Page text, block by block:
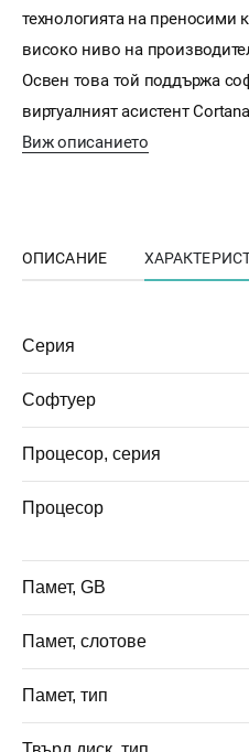
технологията на преносими
високо ниво на
Освен това той поддържа
виртуалният асистент
Виж описанието
ОПИСАНИЕ
Серия
Софтуер
Процесор, серия
Процесор
Памет, GB
Памет, слотове
Памет, тип